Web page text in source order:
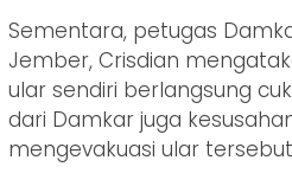
Sementara, petugas
Jember, Crisdian
ular sendiri berlangsung
dari Damkar juga
mengevakuasi ular